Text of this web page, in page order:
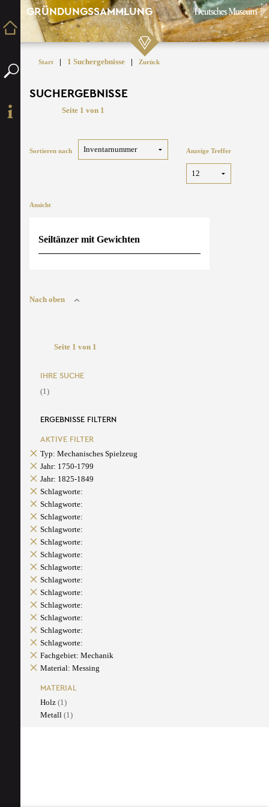
GRÜNDUNGSSAMMLUNG
Start | 1 Suchergebnisse | Zurück
SUCHERGEBNISSE
Seite 1 von 1
Sortieren nach Anzeige Treffer
Ansicht
Seiltänzer mit Gewichten
Nach oben
Seite 1 von 1
IHRE SUCHE
(1)
ERGEBNISSE FILTERN
AKTIVE FILTER
Typ: Mechanisches Spielzeug
Jahr: 1750-1799
Jahr: 1825-1849
Schlagworte:
Schlagworte:
Schlagworte:
Schlagworte:
Schlagworte:
Schlagworte:
Schlagworte:
Schlagworte:
Schlagworte:
Schlagworte:
Schlagworte:
Schlagworte:
Schlagworte:
Fachgebiet: Mechanik
Material: Messing
MATERIAL
Holz (1)
Metall (1)